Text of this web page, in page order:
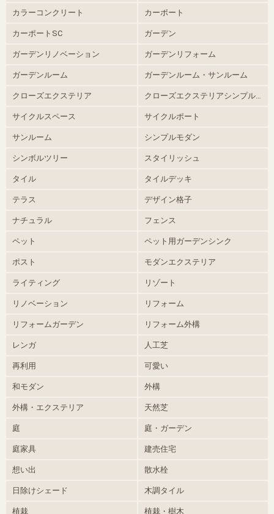
カラーコンクリート カーポート
カーポートSC ガーデン
ガーデンリノベーション ガーデンリフォーム
ガーデンルーム ガーデンルーム・サンルーム
クローズエクステリア クローズエクステリアシンプルモダン
サイクルスペース サイクルポート
サンルーム シンプルモダン
シンボルツリー スタイリッシュ
タイル タイルデッキ
テラス デザイン格子
ナチュラル フェンス
ペット ペット用ガーデンシンク
ポスト モダンエクステリア
ライティング リゾート
リノベーション リフォーム
リフォームガーデン リフォーム外構
レンガ 人工芝
再利用 可愛い
和モダン 外構
外構・エクステリア 天然芝
庭 庭・ガーデン
庭家具 建売住宅
想い出 散水栓
日除けシェード 木調タイル
植栽 植栽・樹木